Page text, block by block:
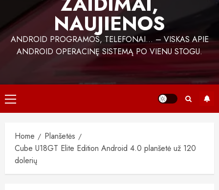
NAUJIENOS
ANDROID PROGRAMOS, TELEFONAI… – VISKAS APIE
ANDROID OPERACINĘ SISTEMĄ PO VIENU STOGU.
Primary
Menu
Home
Planšetės
Cube U18GT Elite Edition Android 4.0 planšetė už 120
dolerių